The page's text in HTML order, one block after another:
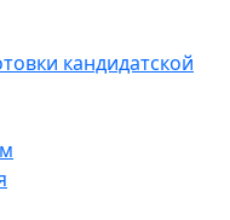
кандидатской